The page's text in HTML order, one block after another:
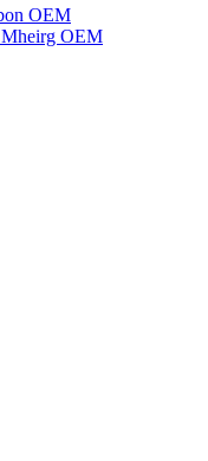
OEM
Mheirg OEM